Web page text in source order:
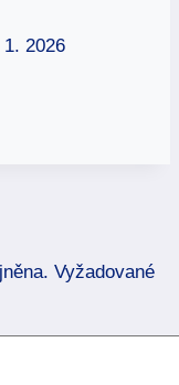
1. 2026
Vyžadované